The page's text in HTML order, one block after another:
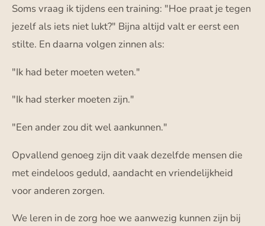
Soms vraag ik tijdens een training: "Hoe praat je tegen
jezelf als iets niet lukt?" Bijna altijd valt er eerst een
stilte. En daarna volgen zinnen als:
"Ik had beter moeten weten."
"Ik had sterker moeten zijn."
"Een ander zou dit wel aankunnen."
Opvallend genoeg zijn dit vaak dezelfde mensen die
met eindeloos geduld, aandacht en vriendelijkheid
voor anderen zorgen.
We leren in de zorg hoe we aanwezig kunnen zijn bij